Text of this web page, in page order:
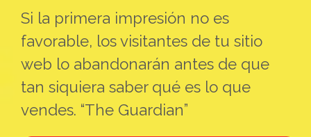
Si la primera impresión no es
favorable, los visitantes de tu sitio
web lo abandonarán antes de que
tan siquiera saber qué es lo que
vendes. “The Guardian”